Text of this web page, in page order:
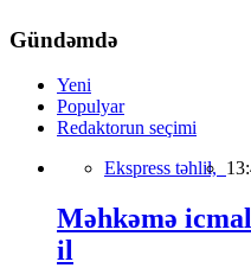
Gündəmdə
Yeni
Populyar
Redaktorun seçimi
Ekspress təhlil,
Məhkəmə
il